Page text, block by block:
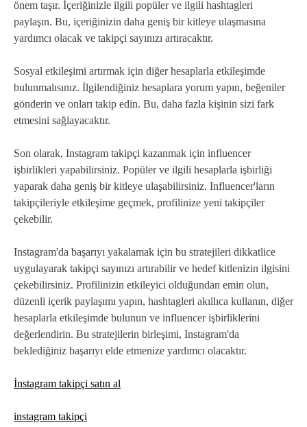
önem taşır. İçeriğinizle ilgili popüler ve ilgili hashtagleri
paylaşın. Bu, içeriğinizin daha geniş bir kitleye ulaşmasına
yardımcı olacak ve takipçi sayınızı artıracaktır.
Sosyal etkileşimi artırmak için diğer hesaplarla etkileşimde
bulunmalısınız. İlgilendiğiniz hesaplara yorum yapın, beğeniler
gönderin ve onları takip edin. Bu, daha fazla kişinin sizi fark
etmesini sağlayacaktır.
Son olarak, Instagram takipçi kazanmak için influencer
işbirlikleri yapabilirsiniz. Popüler ve ilgili hesaplarla işbirliği
yaparak daha geniş bir kitleye ulaşabilirsiniz. Influencer'ların
takipçileriyle etkileşime geçmek, profilinize yeni takipçiler
çekebilir.
Instagram'da başarıyı yakalamak için bu stratejileri dikkatlice
uygulayarak takipçi sayınızı artırabilir ve hedef kitlenizin ilgisini
çekebilirsiniz. Profilinizin etkileyici olduğundan emin olun,
düzenli içerik paylaşımı yapın, hashtagleri akıllıca kullanın, diğer
hesaplarla etkileşimde bulunun ve influencer işbirliklerini
değerlendirin. Bu stratejilerin birleşimi, Instagram'da
beklediğiniz başarıyı elde etmenize yardımcı olacaktır.
İnstagram takipçi satın al
instagram takipçi